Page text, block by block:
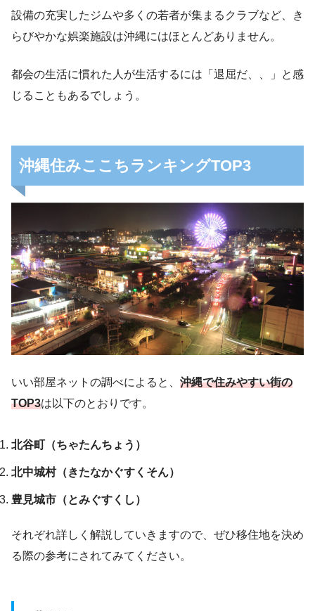
設備の充実したジムや多くの若者が集まるクラブなど、き
らびやかな娯楽施設は沖縄にはほとんどありません。
都会の生活に慣れた人が生活するには「退屈だ、、」と感
じることもあるでしょう。
沖縄住みここちランキングTOP3
いい部屋ネットの調べによると、 沖縄で住みやすい街の
TOP3は以下のとおりです。
北谷町（ちゃたんちょう）
北中城村（きたなかぐすくそん）
豊見城市（とみぐすくし）
それぞれ詳しく解説していきますので、ぜひ移住地を決め
る際の参考にされてみてください。